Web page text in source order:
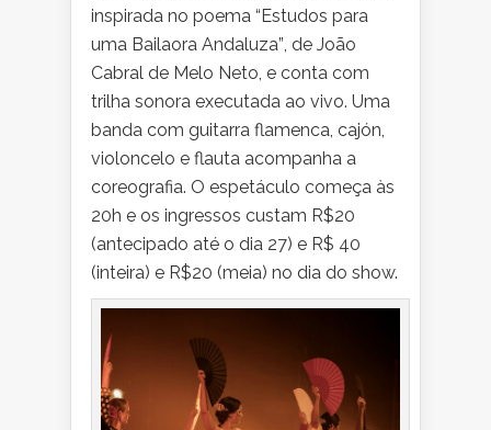
inspirada no poema “Estudos para
uma Bailaora Andaluza”, de João
Cabral de Melo Neto, e conta com
trilha sonora executada ao vivo. Uma
banda com guitarra flamenca, cajón,
violoncelo e flauta acompanha a
coreografia. O espetáculo começa às
20h e os ingressos custam R$20
(antecipado até o dia 27) e R$ 40
(inteira) e R$20 (meia) no dia do show.